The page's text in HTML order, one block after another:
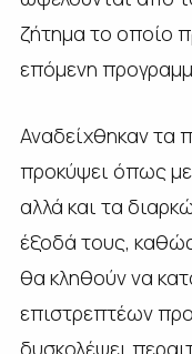
ζήτημα το οποίο
επόμενη
Αναδείχθηκαν τα
προκύψει όπως
αλλά και τα
έξοδά τους,
θα κληθούν να
επιστρεπτέων
δυσκολέψει